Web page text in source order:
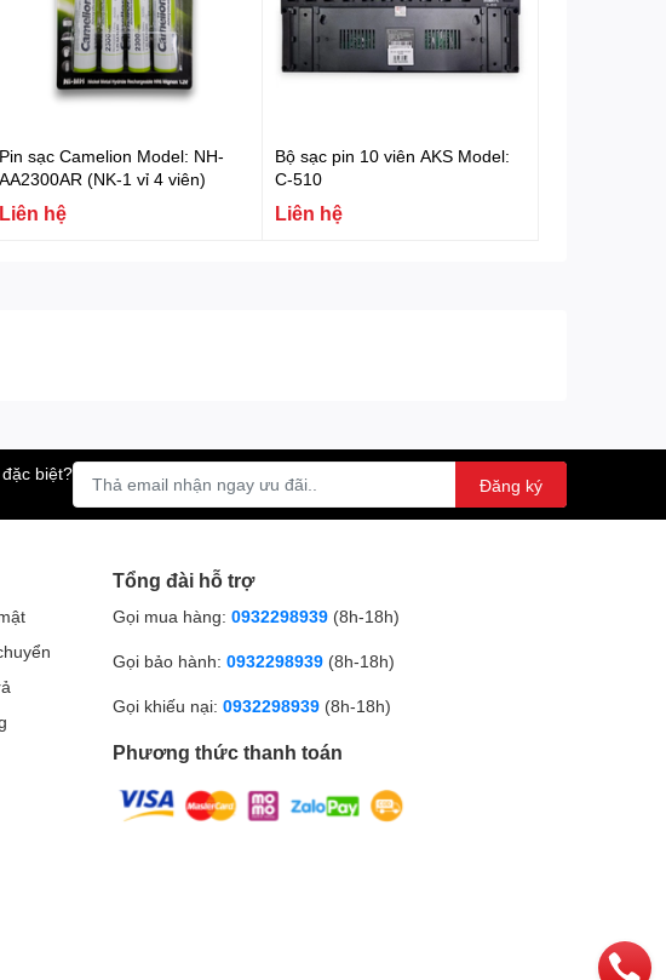
Pin sạc Camelion Model: NH-
AA2300AR (NK-1 vỉ 4 viên)
Liên hệ
Bộ sạc pin 10 viên AKS Model:
C-510
Liên hệ
biệt?
Đăng ký
Tổng đài hỗ trợ
Gọi mua hàng: 0932298939 (8h-18h)
Gọi bảo hành: 0932298939 (8h-18h)
Gọi khiếu nại: 0932298939 (8h-18h)
Phương thức thanh toán